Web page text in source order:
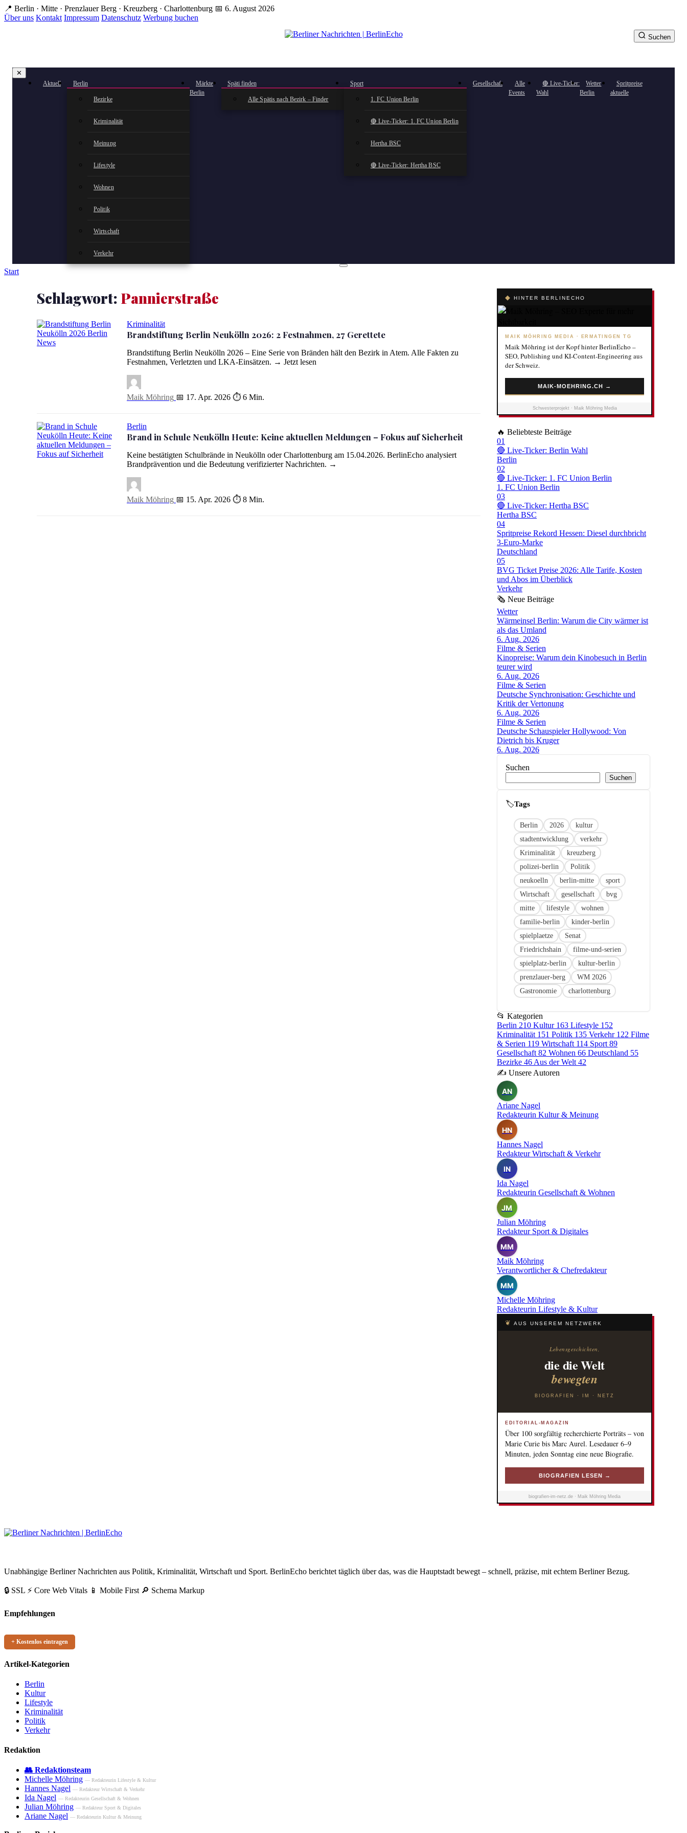
Zum
Hauptinhalt
📍 Berlin · Mitte · Prenzlauer Berg · Kreuzberg · Charlottenburg 📅 6. August 2026
Über uns Kontakt Impressum Datenschutz Werbung buchen
✕
Aktuell Berlin
Bezirke
Kriminalität
Meinung
Lifestyle
Wohnen
Politik
Wirtschaft
Verkehr
Märkte
Berlin
Späti finden
Alle Spätis nach Bezirk – Finder
Sport
1. FC Union Berlin
🔴 Live-Ticker: 1. FC Union Berlin
Hertha BSC
🔴 Live-Ticker: Hertha BSC
Gesellschaft
Alle
Events
🔴 Live-Ticker:
Wahl
Wetter
Berlin
Spritpreise
aktuelle
Suchen
Start
Schlagwort: Pannierstraße
Brandstiftung Berlin Neukölln 2026: 2 Festnahmen, 27 Gerettete
Kriminalität
Brandstiftung Berlin Neukölln 2026: 2 Festnahmen, 27 Gerettete
Brandstiftung Berlin Neukölln 2026 – Eine Serie von Bränden hält den Bezirk in Atem. Alle Fakten zu
Festnahmen, Verletzten und LKA-Einsätzen. → Jetzt lesen
Maik Möhring 📅 17. Apr. 2026 ⏱ 6 Min.
Brand in Schule Neukölln Heute: Keine aktuellen Meldungen – Fokus auf Sicherheit
Berlin
Brand in Schule Neukölln Heute: Keine aktuellen Meldungen – Fokus auf Sicherheit
Keine bestätigten Schulbrände in Neukölln oder Charlottenburg am 15.04.2026. BerlinEcho analysiert
Brandprävention und die Bedeutung verifizierter Nachrichten. →
Maik Möhring 📅 15. Apr. 2026 ⏱ 8 Min.
◆ HINTER BERLINECHO
MAIK MÖHRING MEDIA · ERMATINGEN TG
Maik Möhring ist der Kopf hinter BerlinEcho –
SEO, Publishing und KI-Content-Engineering aus
der Schweiz.
MAIK-MOEHRING.CH →
Schwesterprojekt · Maik Möhring Media
🔥 Beliebteste Beiträge
01
🔴 Live-Ticker: Berlin Wahl
Berlin
02
🔴 Live-Ticker: 1. FC Union Berlin
1. FC Union Berlin
03
🔴 Live-Ticker: Hertha BSC
Hertha BSC
04
Spritpreise Rekord Hessen: Diesel durchbricht
3-Euro-Marke
Deutschland
05
BVG Ticket Preise 2026: Alle Tarife, Kosten
und Abos im Überblick
Verkehr
🗞 Neue Beiträge
Wetter
Wärmeinsel Berlin: Warum die City wärmer ist
als das Umland
6. Aug. 2026
Filme & Serien
Kinopreise: Warum dein Kinobesuch in Berlin
teurer wird
6. Aug. 2026
Filme & Serien
Deutsche Synchronisation: Geschichte und
Kritik der Vertonung
6. Aug. 2026
Filme & Serien
Deutsche Schauspieler Hollywood: Von
Dietrich bis Kruger
6. Aug. 2026
Suchen
Suchen
🏷
Berlin 2026Linkkultur
stadtentwicklung
verkehr
Kriminalität
kreuzberg
polizei-berlin
Politik
neukoelln
berlin-mitte
sport
Wirtschaft
gesellschaft
bvg
mitte
lifestyle
wohnen
familie-berlin
kinder-berlin
spielplaetze
Senat
Friedrichshain
filme-und-serien
spielplatz-berlin
kultur-berlin
prenzlauer-berg
WM 2026
Gastronomie
charlottenburg
📂 Kategorien
Berlin 210 Kultur 163 Lifestyle 152
Kriminalität 151 Politik 135 Verkehr 122 Filme
& Serien 119 Wirtschaft 114 Sport 89
Gesellschaft 82 Wohnen 66 Deutschland 55
Bezirke 46 Aus der Welt 42
✍ Unsere Autoren
AN
Ariane Nagel
Redakteurin Kultur & Meinung
HN
Hannes Nagel
Redakteur Wirtschaft & Verkehr
IN
Ida Nagel
Redakteurin Gesellschaft & Wohnen
JM
Julian Möhring
Redakteur Sport & Digitales
MM
Maik Möhring
Verantwortlicher & Chefredakteur
MM
Michelle Möhring
Redakteurin Lifestyle & Kultur
❦ AUS UNSEREM NETZWERK
Lebensgeschichten,
die die Welt
bewegten
BIOGRAFIEN · IM · NETZ
EDITORIAL-MAGAZIN
Über 100 sorgfältig recherchierte Porträts – von
Marie Curie bis Marc Aurel. Lesedauer 6–9
Minuten, jeden Sonntag eine neue Biografie.
BIOGRAFIEN LESEN →
biografien-im-netz.de · Maik Möhring Media
Unabhängige Berliner Nachrichten aus Politik, Kriminalität, Wirtschaft und Sport. BerlinEcho berichtet täglich über das, was die Hauptstadt bewegt – schnell, präzise, mit echtem Berliner Bezug.
🔒 SSL ⚡ Core Web Vitals 📱 Mobile First 🔎 Schema Markup
Empfehlungen
+ Kostenlos eintragen
Artikel-Kategorien
Berlin
Kultur
Lifestyle
Kriminalität
Politik
Verkehr
Redaktion
👥 Redaktionsteam
Michelle Möhring — Redakteurin Lifestyle & Kultur
Hannes Nagel — Redakteur Wirtschaft & Verkehr
Ida Nagel — Redakteurin Gesellschaft & Wohnen
Julian Möhring — Redakteur Sport & Digitales
Ariane Nagel — Redakteurin Kultur & Meinung